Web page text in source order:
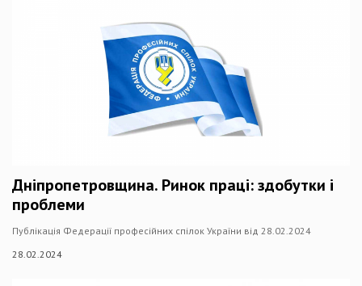
Дніпропетровщина. Ринок праці: здобутки і
проблеми
Публікація Федерації професійних спілок України від 28.02.2024
28.02.2024